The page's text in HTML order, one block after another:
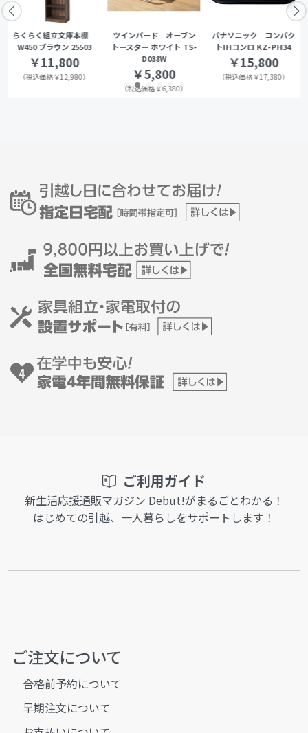
らくらく組立文庫本棚
W450 ブラウン 25503
￥11,800
（税込価格￥12,980）
ツインバード オーブン
トースター ホワイト TS-
D038W
￥5,800
（税込価格￥6,380）
パナソニック コンパク
トIHコンロ KZ-PH34
￥15,800
（税込価格￥17,380）
ご利用ガイド
新生活応援通販マガジン Debut!がまるごとわかる！
はじめての引越、一人暮らしをサポートします！
ご注文について
合格前予約について
早期注文について